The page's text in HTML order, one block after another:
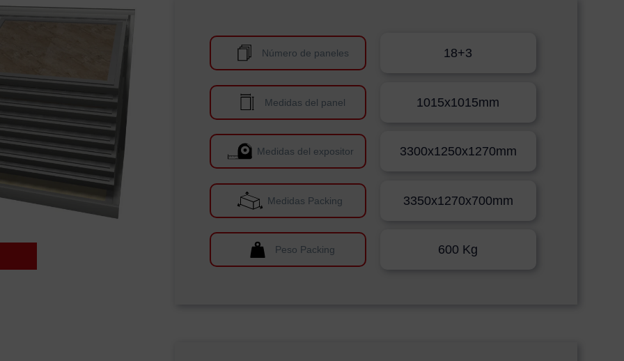
Número de paneles 18+3
Medidas del panel 1015x1015mm
Medidas del expositor 3300x1250x1270mm
Medidas Packing 3350x1270x700mm
Peso Packing 600 Kg